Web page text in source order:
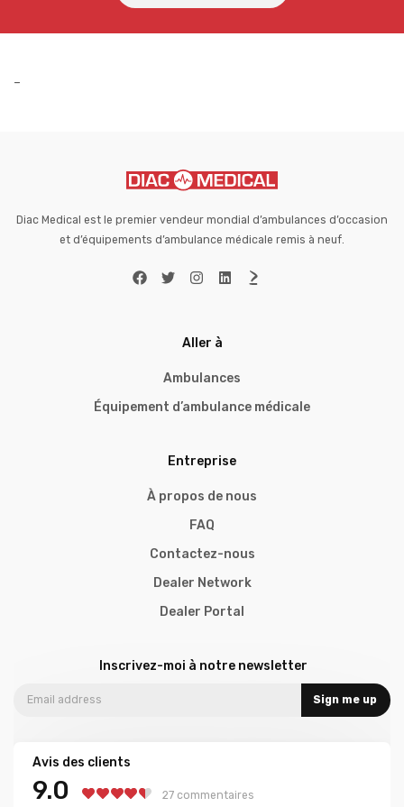
–
Diac Medical est le premier vendeur mondial d’ambulances d’occasion
et d’équipements d’ambulance médicale remis à neuf.
Aller à
Ambulances
Équipement d’ambulance médicale
Entreprise
À propos de nous
FAQ
Contactez-nous
Dealer Network
Dealer Portal
Inscrivez-moi à notre newsletter
Sign me up
Avis des clients
9.0 27 commentaires